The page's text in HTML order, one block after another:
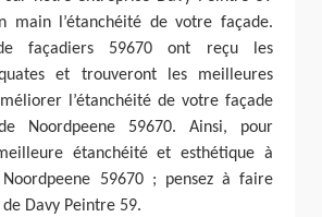
main l’étanchéité de votre façade.
façadiers 59670 ont reçu les
et trouveront les meilleures
l’étanchéité de votre façade
Noordpeene 59670. Ainsi, pour
étanchéité et esthétique à
59670 ; pensez à faire
Davy Peintre 59.